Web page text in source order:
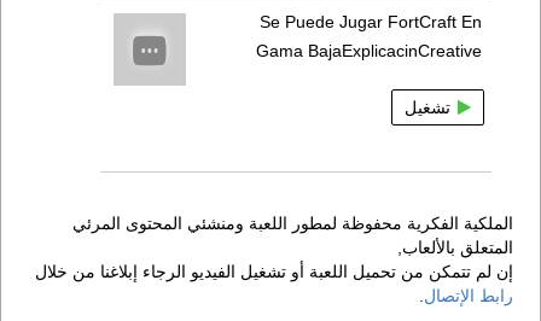
Se Puede Jugar FortCraft En
Gama BajaExplicacinCreative
تشغيل
الملكية الفكرية محفوظة لمطور اللعبة ومنشئي المحتوى المرئي
المتعلق بالألعاب,
إن لم تتمكن من تحميل اللعبة أو تشغيل الفيديو الرجاء إبلاغنا من خلال
رابط الإتصال.